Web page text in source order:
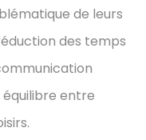
de leurs
des temps
entre